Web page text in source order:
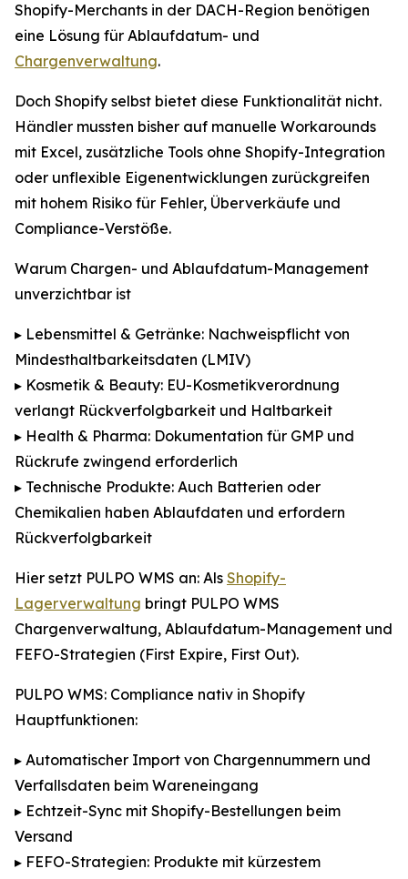
Shopify-Merchants in der DACH-Region benötigen
eine Lösung für Ablaufdatum- und
Chargenverwaltung.
Doch Shopify selbst bietet diese Funktionalität nicht.
Händler mussten bisher auf manuelle Workarounds
mit Excel, zusätzliche Tools ohne Shopify-Integration
oder unflexible Eigenentwicklungen zurückgreifen
mit hohem Risiko für Fehler, Überverkäufe und
Compliance-Verstöße.
Warum Chargen- und Ablaufdatum-Management
unverzichtbar ist
▸ Lebensmittel & Getränke: Nachweispflicht von
Mindesthaltbarkeitsdaten (LMIV)
▸ Kosmetik & Beauty: EU-Kosmetikverordnung
verlangt Rückverfolgbarkeit und Haltbarkeit
▸ Health & Pharma: Dokumentation für GMP und
Rückrufe zwingend erforderlich
▸ Technische Produkte: Auch Batterien oder
Chemikalien haben Ablaufdaten und erfordern
Rückverfolgbarkeit
Hier setzt PULPO WMS an: Als Shopify-
Lagerverwaltung bringt PULPO WMS
Chargenverwaltung, Ablaufdatum-Management und
FEFO-Strategien (First Expire, First Out).
PULPO WMS: Compliance nativ in Shopify
Hauptfunktionen:
▸ Automatischer Import von Chargennummern und
Verfallsdaten beim Wareneingang
▸ Echtzeit-Sync mit Shopify-Bestellungen beim
Versand
▸ FEFO-Strategien: Produkte mit kürzestem